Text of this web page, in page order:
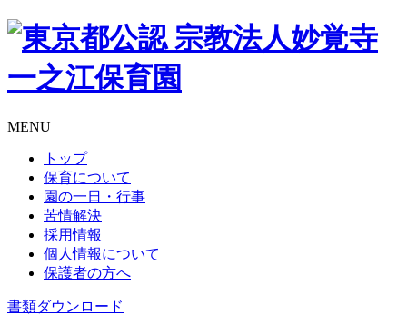
MENU
トップ
保育について
園の一日・行事
苦情解決
採用情報
個人情報について
保護者の方へ
書類ダウンロード